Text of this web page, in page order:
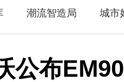
潮流智造局 城市
公布